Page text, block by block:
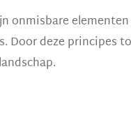
onmisbare
Door deze principes